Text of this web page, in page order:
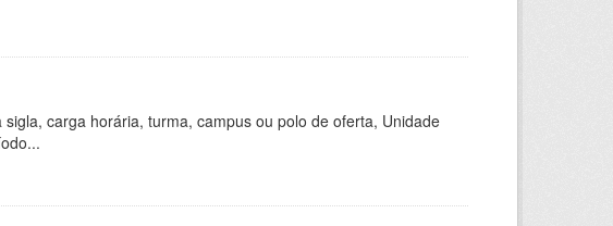
carga horária, turma, campus ou polo de oferta, Unidade